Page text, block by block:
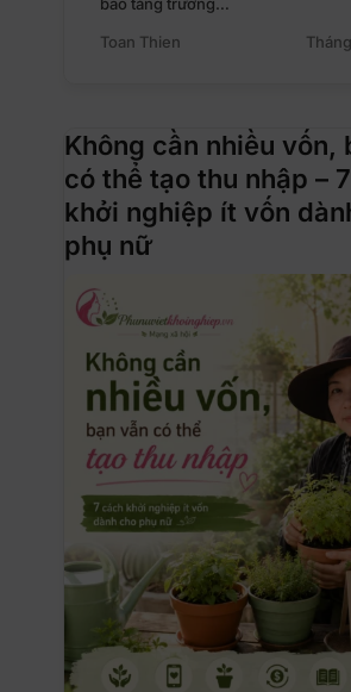
Toan Thien
Không cần nhiều vốn,
có thể tạo thu nhập –
khởi nghiệp ít vốn
phụ nữ